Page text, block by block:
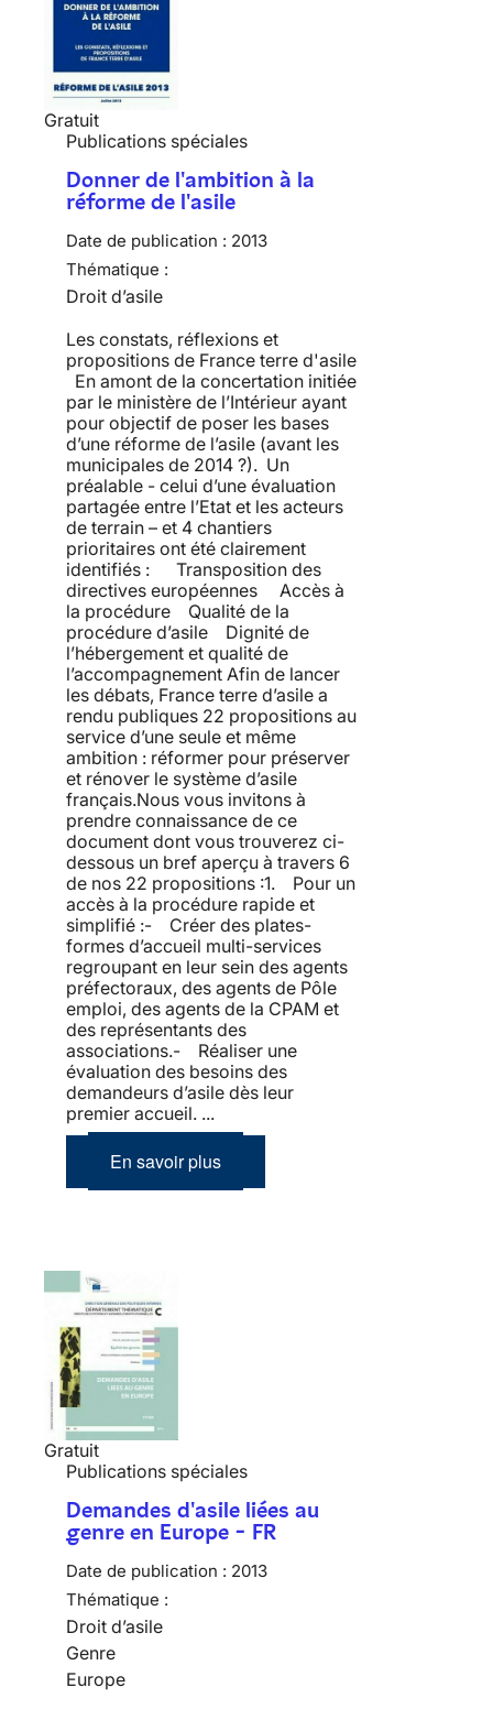
Gratuit
Publications spéciales
Donner de l'ambition à la
réforme de l'asile
Date de publication : 2013
Thématique :
Droit d’asile
Les constats, réflexions et
propositions de France terre d'asile
En amont de la concertation initiée
par le ministère de l’Intérieur ayant
pour objectif de poser les bases
d’une réforme de l’asile (avant les
municipales de 2014 ?). Un
préalable - celui d’une évaluation
partagée entre l’Etat et les acteurs
de terrain – et 4 chantiers
prioritaires ont été clairement
identifiés : Transposition des
directives européennes Accès à
la procédure Qualité de la
procédure d’asile Dignité de
l’hébergement et qualité de
l’accompagnement Afin de lancer
les débats, France terre d’asile a
rendu publiques 22 propositions au
service d’une seule et même
ambition : réformer pour préserver
et rénover le système d’asile
français.Nous vous invitons à
prendre connaissance de ce
document dont vous trouverez ci-
dessous un bref aperçu à travers 6
de nos 22 propositions :1. Pour un
accès à la procédure rapide et
simplifié :- Créer des plates-
formes d’accueil multi-services
regroupant en leur sein des agents
préfectoraux, des agents de Pôle
emploi, des agents de la CPAM et
des représentants des
associations.- Réaliser une
évaluation des besoins des
demandeurs d’asile dès leur
premier accueil. ...
En savoir plus
Gratuit
Publications spéciales
Demandes d'asile liées au
genre en Europe - FR
Date de publication : 2013
Thématique :
Droit d’asile
Genre
Europe